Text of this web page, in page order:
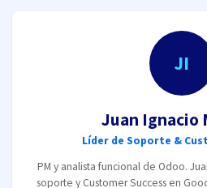
JI
Juan Ignacio
Líder de Soporte &
PM y analista funcional de Odoo.
soporte y Customer Success en